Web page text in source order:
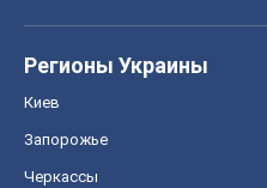
Регионы Украины
Киев
Запорожье
Черкассы